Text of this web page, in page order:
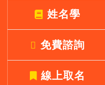
姓名學
免費諮詢
線上取名